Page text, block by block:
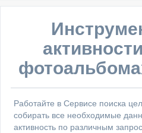
Работайте в Сервисе поиска
собирать все необходимые
активность по различным